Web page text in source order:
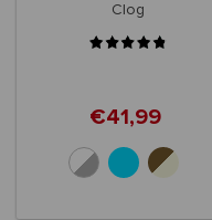
Clog
€41,99